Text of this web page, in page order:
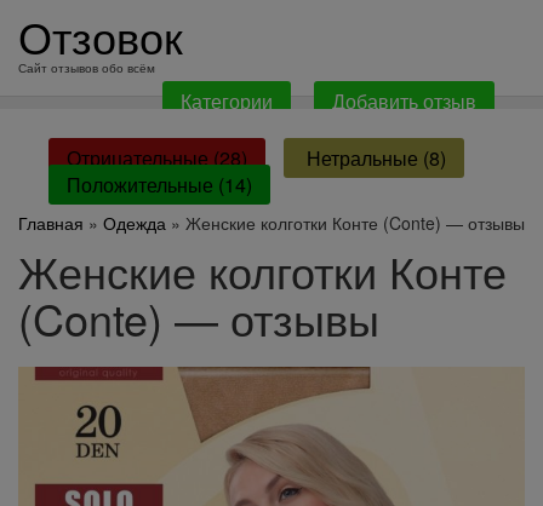
содержанию
Отзовок
Сайт отзывов обо всём
Категории Добавить отзыв
Отрицательные (28)
Нетральные (8)
Положительные (14)
Главная » Одежда » Женские колготки Конте (Conte) — отзывы
Женские колготки Конте
(Conte) — отзывы